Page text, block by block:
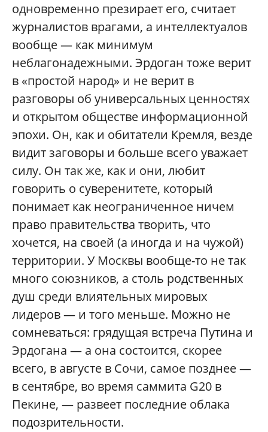
одновременно презирает его, считает
журналистов врагами, а интеллектуалов
вообще — как минимум
неблагонадежными. Эрдоган тоже верит
в «простой народ» и не верит в
разговоры об универсальных ценностях
и открытом обществе информационной
эпохи. Он, как и обитатели Кремля, везде
видит заговоры и больше всего уважает
силу. Он так же, как и они, любит
говорить о суверенитете, который
понимает как неограниченное ничем
право правительства творить, что
хочется, на своей (а иногда и на чужой)
территории. У Москвы вообще-то не так
много союзников, а столь родственных
душ среди влиятельных мировых
лидеров — и того меньше. Можно не
сомневаться: грядущая встреча Путина и
Эрдогана — а она состоится, скорее
всего, в августе в Сочи, самое позднее —
в сентябре, во время саммита G20 в
Пекине, — развеет последние облака
подозрительности.